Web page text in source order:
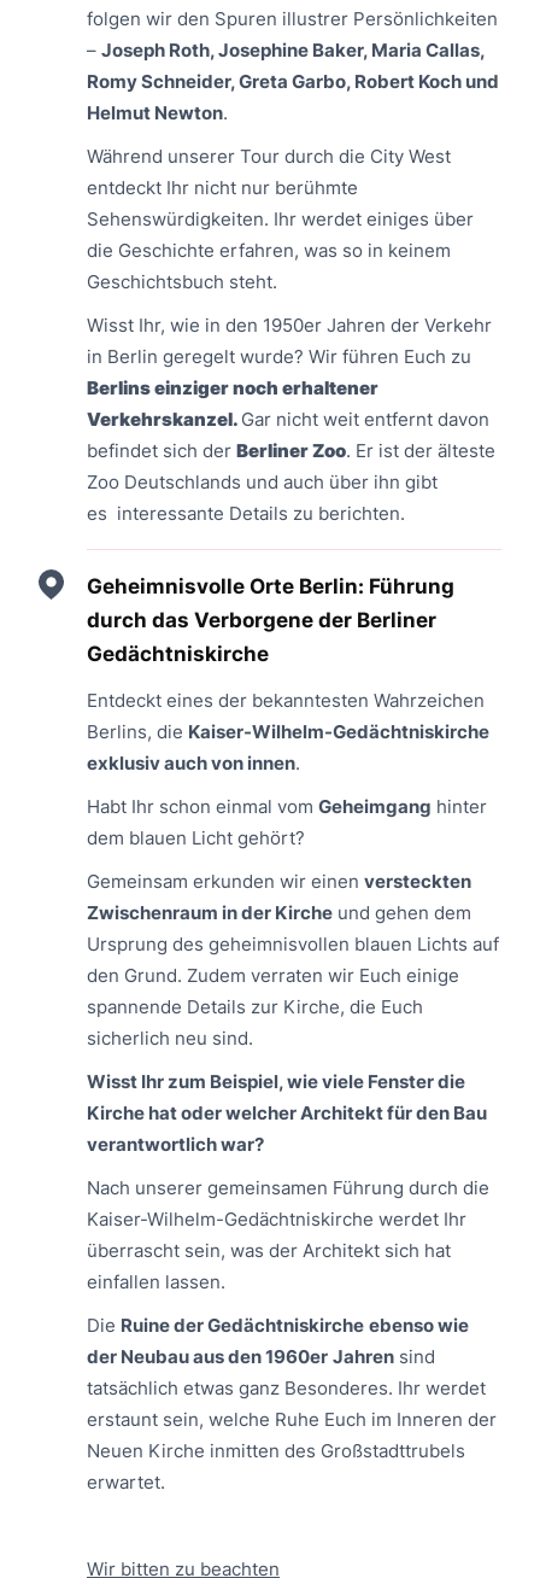
folgen wir den Spuren illustrer Persönlichkeiten
– Joseph Roth, Josephine Baker, Maria Callas,
Romy Schneider, Greta Garbo, Robert Koch und
Helmut Newton.
Während unserer Tour durch die City West
entdeckt Ihr nicht nur berühmte
Sehenswürdigkeiten. Ihr werdet einiges über
die Geschichte erfahren, was so in keinem
Geschichtsbuch steht.
Wisst Ihr, wie in den 1950er Jahren der Verkehr
in Berlin geregelt wurde? Wir führen Euch zu
Berlins einziger noch erhaltener
Verkehrskanzel. Gar nicht weit entfernt davon
befindet sich der Berliner Zoo. Er ist der älteste
Zoo Deutschlands und auch über ihn gibt
es interessante Details zu berichten.
Geheimnisvolle Orte Berlin: Führung
durch das Verborgene der Berliner
Gedächtniskirche
Entdeckt eines der bekanntesten Wahrzeichen
Berlins, die Kaiser-Wilhelm-Gedächtniskirche
exklusiv auch von innen.
Habt Ihr schon einmal vom Geheimgang hinter
dem blauen Licht gehört?
Gemeinsam erkunden wir einen versteckten
Zwischenraum in der Kirche und gehen dem
Ursprung des geheimnisvollen blauen Lichts auf
den Grund. Zudem verraten wir Euch einige
spannende Details zur Kirche, die Euch
sicherlich neu sind.
Wisst Ihr zum Beispiel, wie viele Fenster die
Kirche hat oder welcher Architekt für den Bau
verantwortlich war?
Nach unserer gemeinsamen Führung durch die
Kaiser-Wilhelm-Gedächtniskirche werdet Ihr
überrascht sein, was der Architekt sich hat
einfallen lassen.
Die Ruine der Gedächtniskirche ebenso wie
der Neubau aus den 1960er Jahren sind
tatsächlich etwas ganz Besonderes. Ihr werdet
erstaunt sein, welche Ruhe Euch im Inneren der
Neuen Kirche inmitten des Großstadttrubels
erwartet.
Wir bitten zu beachten